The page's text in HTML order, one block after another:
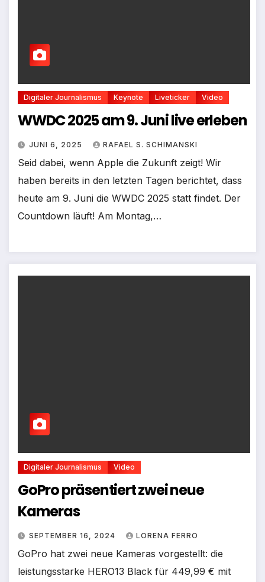
Digitaler Journalismus Keynote Liveticker Video
WWDC 2025 am 9. Juni live erleben
JUNI 6, 2025 RAFAEL S. SCHIMANSKI
Seid dabei, wenn Apple die Zukunft zeigt! Wir
haben bereits in den letzten Tagen berichtet, dass
heute am 9. Juni die WWDC 2025 statt findet. Der
Countdown läuft! Am Montag,…
Digitaler Journalismus Video
GoPro präsentiert zwei neue
Kameras
SEPTEMBER 16, 2024 LORENA FERRO
GoPro hat zwei neue Kameras vorgestellt: die
leistungsstarke HERO13 Black für 449,99 € mit